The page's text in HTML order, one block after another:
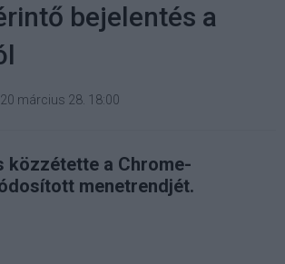
bejelentés a
március 28. 18:00
közzétette a Chrome-
menetrendjét.